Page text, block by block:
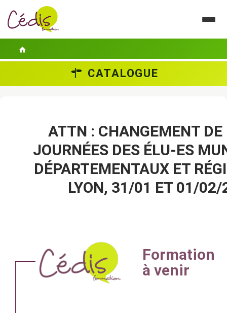
GUIDES PRATIQUES
CONTACT
CATALOGUE
ATTN : CHANGEMENT DE
JOURNÉES DES ÉLU-ES
DÉPARTEMENTAUX ET
LYON, 31/01 ET 01/